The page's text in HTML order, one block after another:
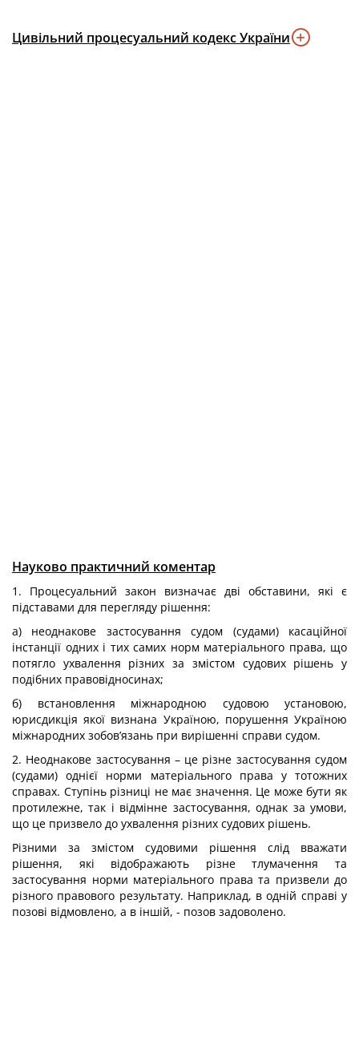
Цивільний процесуальний кодекс України
Науково практичний коментар
1. Процесуальний закон визначає дві обставини, які є
підставами для перегляду рішення:
а) неоднакове застосування судом (судами) касаційної
інстанції одних і тих самих норм матеріального права, що
потягло ухвалення різних за змістом судових рішень у
подібних правовідносинах;
б) встановлення міжнародною судовою установою,
юрисдикція якої визнана Україною, порушення Україною
міжнародних зобов’язань при вирішенні справи судом.
2. Неоднакове застосування – це різне застосування судом
(судами) однієї норми матеріального права у тотожних
справах. Ступінь різниці не має значення. Це може бути як
протилежне, так і відмінне застосування, однак за умови,
що це призвело до ухвалення різних судових рішень.
Різними за змістом судовими рішення слід вважати
рішення, які відображають різне тлумачення та
застосування норми матеріального права та призвели до
різного правового результату. Наприклад, в одній справі у
позові відмовлено, а в іншій, - позов задоволено.